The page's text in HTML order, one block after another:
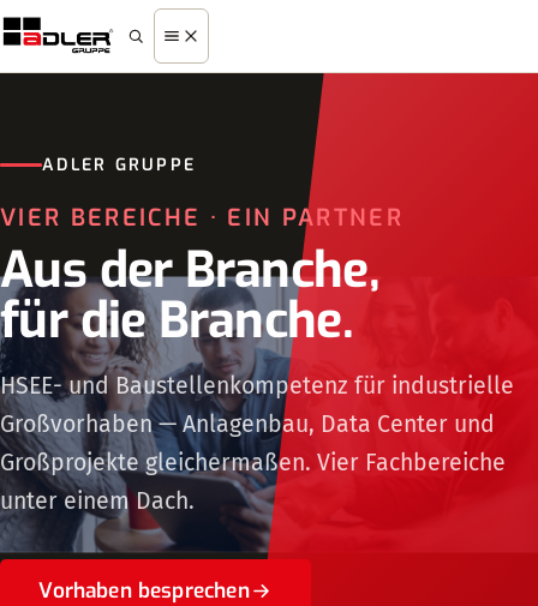
Menü
ADLER GRUPPE
VIER BEREICHE · EIN PARTNER
Aus der Branche,
für die Branche.
HSEE- und Baustellenkompetenz für industrielle
Großvorhaben — Anlagenbau, Data Center und
Großprojekte gleichermaßen. Vier Fachbereiche
unter einem Dach.
Vorhaben besprechen